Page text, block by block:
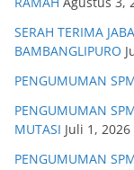
SERAH TERIMA
BAMBANGLIPURO
PENGUMUMAN
PENGUMUMAN
MUTASI Juli 1, 2026
PENGUMUMAN